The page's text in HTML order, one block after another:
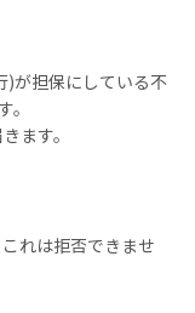
)が担保にしている不
ます。
れは拒否できませ